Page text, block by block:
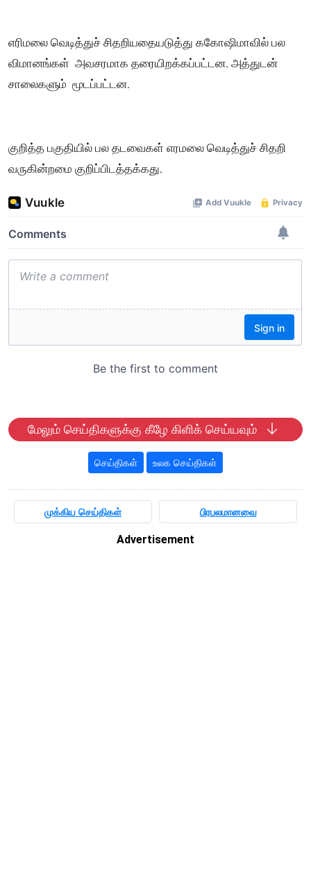
எரிமலை வெடித்துச் சிதறியதையடுத்து ககோஷிமாவில் பல
விமானங்கள் அவசரமாக தரையிறக்கப்பட்டன. அத்துடன்
சாலைகளும் மூடப்பட்டன.
குறித்த பகுதியில் பல தடவைகள் எரமலை வெடித்துச் சிதறி
வருகின்றமை குறிப்பிடத்தக்கது.
மேலும் செய்திகளுக்கு கீழே கிளிக் செய்யவும்
செய்திகள் உலக செய்திகள்
முக்கிய செய்திகள் பிரபலமானவை
Advertisement